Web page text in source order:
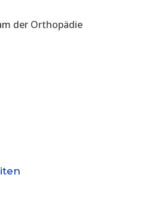
der Orthopädie